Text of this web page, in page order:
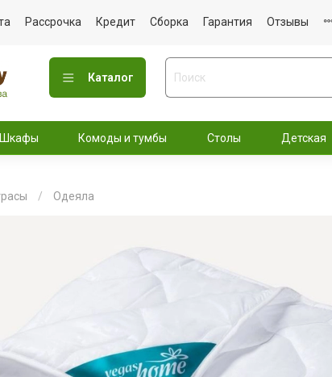
Рассрочка Кредит Сборка Гарантия Отзывы
Каталог
Шкафы Комоды и тумбы Столы Детская
Одеяла